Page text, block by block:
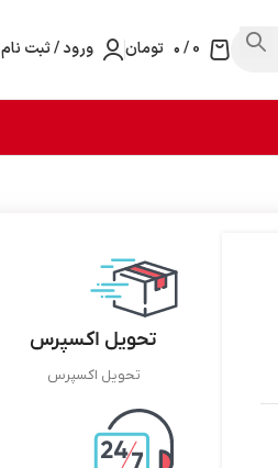
0
/۰ تومان ورود / ثبت نام
تحویل اکسپرس
تحویل اکسپرس